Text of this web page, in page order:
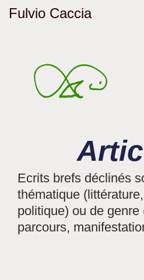
Fulvio Caccia
Ecrits brefs déclinés
thématique
politique) ou de genre
parcours,